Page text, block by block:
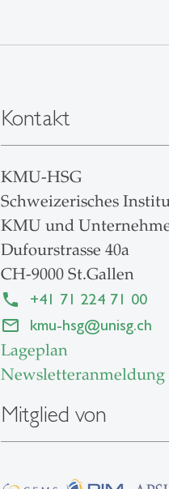
Kontakt
KMU-HSG
Schweizerisches
KMU und
Dufourstrasse 40a
CH-9000 St.Gallen
+41 71 224 71 00
kmu-hsg@unisg.ch
Lageplan
Newsletteranmeldung
Mitglied von